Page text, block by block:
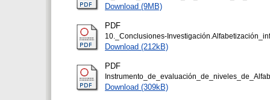
Download (9MB)
PDF
10._Conclusiones-
Download (212kB)
PDF
Download (309kB)